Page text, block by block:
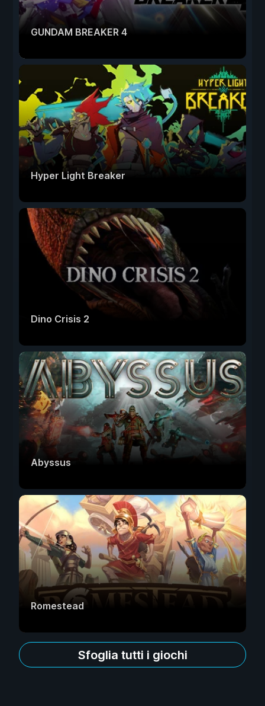
GUNDAM BREAKER 4
Hyper Light Breaker
Dino Crisis 2
Abyssus
Romestead
Sfoglia tutti i giochi